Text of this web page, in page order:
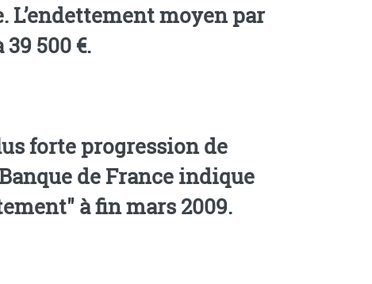
moyen par
500 €.
forte progression de
de France indique
à fin mars 2009.